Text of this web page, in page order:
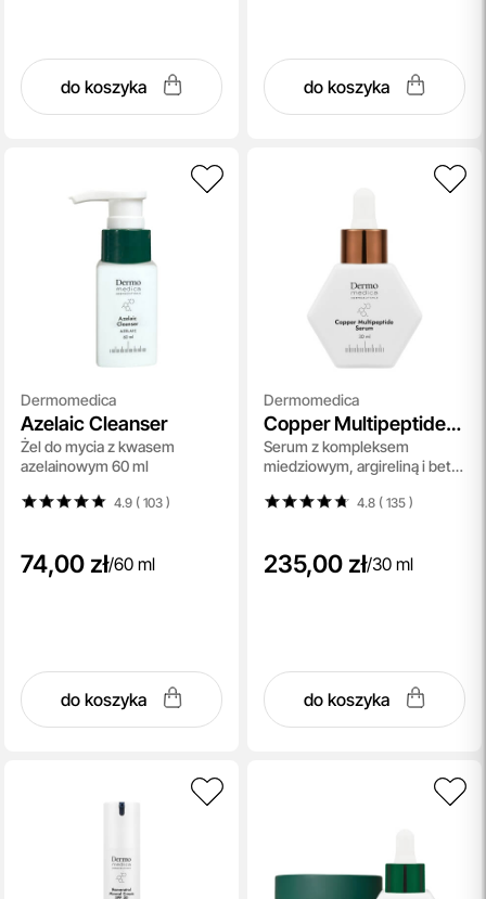
do koszyka do koszyka
Dermomedica
Azelaic Cleanser
Żel do mycia z kwasem
azelainowym 60 ml
4.9 ( 103)
74,00 zł/60 ml
do koszyka
Dermomedica
Copper Multipeptide
Serum
Serum z kompleksem
miedziowym, argireliną i beta-
4.8 ( 135)
235,00 zł/30 ml
do koszyka